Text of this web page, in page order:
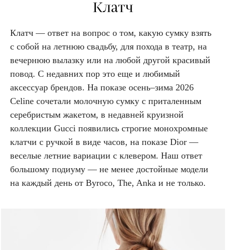
Клатч
Клатч — ответ на вопрос о том, какую сумку взять
с собой на летнюю свадьбу, для похода в театр, на
вечернюю вылазку или на любой другой красивый
повод. С недавних пор это еще и любимый
аксессуар брендов. На показе осень–зима 2026
Celine сочетали молочную сумку с приталенным
серебристым жакетом, в недавней круизной
коллекции Gucci появились строгие монохромные
клатчи с ручкой в виде часов, на показе Dior —
веселые летние вариации с клевером. Наш ответ
большому подиуму — не менее достойные модели
на каждый день от Byroco, The, Anka и не только.